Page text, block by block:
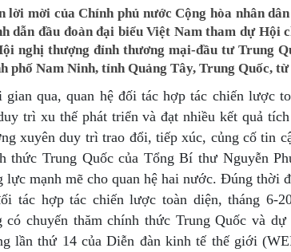
lời mời của Chính phủ nước Cộng hòa nhân
dẫn đầu đoàn đại biểu Việt Nam tham dự Hội
nghị thượng đỉnh thương mại-đầu tư Trung
phố Nam Ninh, tỉnh Quảng Tây, Trung Quốc, từ
gian qua, quan hệ đối tác hợp tác chiến lược
trì xu thế phát triển và đạt nhiều kết quả
xuyên duy trì trao đổi, tiếp xúc, củng cố tin
thức Trung Quốc của Tổng Bí thư Nguyễn
lực mạnh mẽ cho quan hệ hai nước. Đúng thời
tác hợp tác chiến lược toàn diện, tháng 6-
có chuyến thăm chính thức Trung Quốc và
lần thứ 14 của Diễn đàn kinh tế thế giới